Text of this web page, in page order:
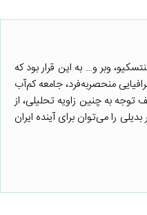
وبر و… به این قرار بود که
منحصربه‌فرد، جامعه کم‌آب
به چنین زاویه تحلیلی، از
را می‌توان برای آینده ایران